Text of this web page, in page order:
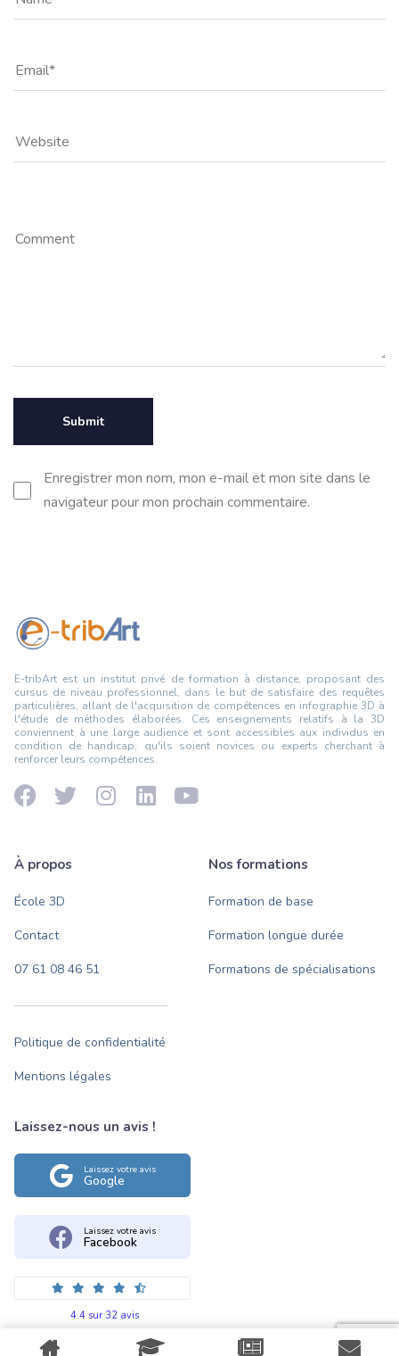
Enregistrer mon nom, mon e-mail et mon site dans le
navigateur pour mon prochain commentaire.
E-tribArt est un institut privé de formation à distance, proposant des
cursus de niveau professionnel, dans le but de satisfaire des requêtes
particulières, allant de l'acquisition de compétences en infographie 3D à
l'étude de méthodes élaborées. Ces enseignements relatifs à la 3D
conviennent à une large audience et sont accessibles aux individus en
condition de handicap, qu'ils soient novices ou experts cherchant à
renforcer leurs compétences.
À propos
École 3D
Contact
07 61 08 46 51
Politique de confidentialité
Mentions légales
Nos formations
Formation de base
Formation longue durée
Formations de spécialisations
Laissez-nous un avis !
Laissez votre avis
Google
Laissez votre avis
Facebook
4.4 sur 32 avis